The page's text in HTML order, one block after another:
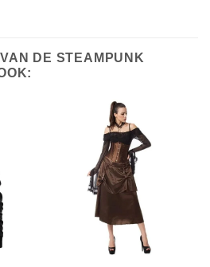
DE STEAMPUNK